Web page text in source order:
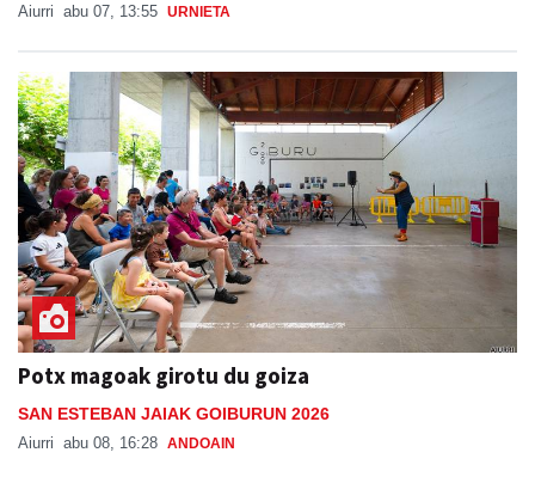
Aiurri abu 07, 13:55 URNIETA
Potx magoak girotu du goiza
SAN ESTEBAN JAIAK GOIBURUN 2026
Aiurri abu 08, 16:28 ANDOAIN